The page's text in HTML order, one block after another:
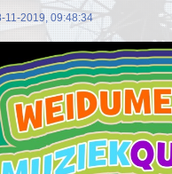
11-2019, 09:48:34